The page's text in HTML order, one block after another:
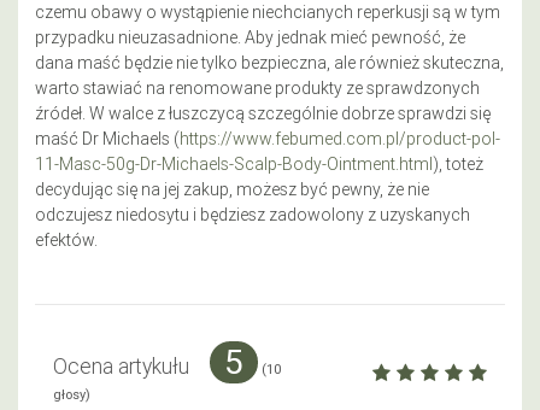
czemu obawy o wystąpienie niechcianych reperkusji są w tym
przypadku nieuzasadnione. Aby jednak mieć pewność, że
dana maść będzie nie tylko bezpieczna, ale również skuteczna,
warto stawiać na renomowane produkty ze sprawdzonych
źródeł. W walce z łuszczycą szczególnie dobrze sprawdzi się
maść Dr Michaels (https://www.febumed.com.pl/product-pol-
11-Masc-50g-Dr-Michaels-Scalp-Body-Ointment.html), toteż
decydując się na jej zakup, możesz być pewny, że nie
odczujesz niedosytu i będziesz zadowolony z uzyskanych
efektów.
Ocena artykułu 5 (10
głosy)